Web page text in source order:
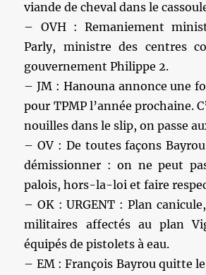
viande de cheval dans le
– OVH : Remaniement
Parly, ministre des centres
gouvernement Philippe 2.
– JM : Hanouna annonce une
pour TPMP l’année prochaine.
nouilles dans le slip, on passe
– OV : De toutes façons
démissionner : on ne peut
palois, hors-la-loi et faire
– OK : URGENT : Plan
militaires affectés au plan
équipés de pistolets à eau.
– EM : François Bayrou quitte